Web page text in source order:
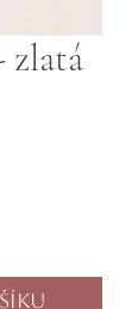
zlatá